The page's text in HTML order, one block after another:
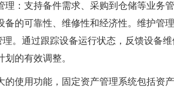
理：支持备件需求、采购到仓储等业务
备的可靠性、维修性和经济性。维护管
。通过跟踪设备运行状态，反馈设备
的有效调整。
的使用功能，固定资产管理系统包括资